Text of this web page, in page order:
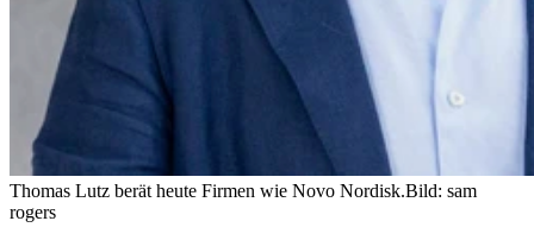
Thomas Lutz berät heute Firmen wie Novo Nordisk.Bild: sam
rogers